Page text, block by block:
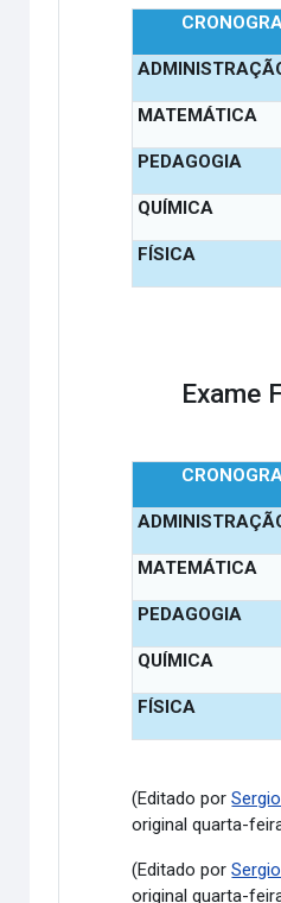
MATEMÁTICA
PEDAGOGIA
QUÍMICA
FÍSICA
Exame
MATEMÁTICA
PEDAGOGIA
QUÍMICA
FÍSICA
(Editado por
original quarta-
(Editado por
original quarta-